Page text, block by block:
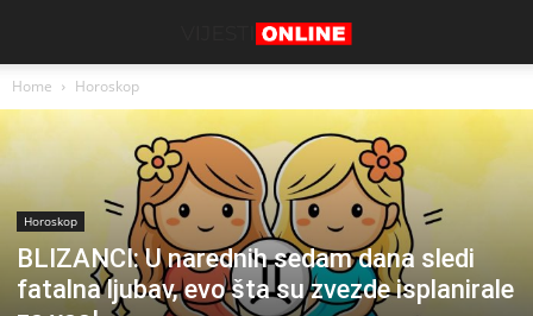
Home Horoskop
Horoskop
BLIZANCI: U narednih sedam dana sledi
fatalna ljubav, evo šta su zvezde isplanirale